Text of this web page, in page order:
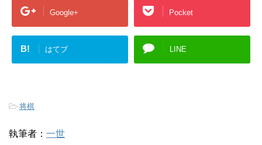
Google+ Pocket
B! はてブ LINE
-将棋
執筆者： 一世